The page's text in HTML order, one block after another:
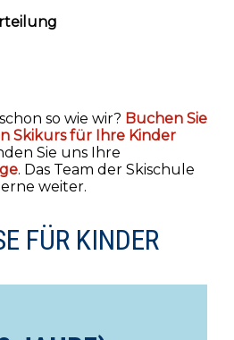
so wie wir? Buchen Sie
Skikurs für Ihre Kinder
Sie uns Ihre
. Das Team der Skischule
weiter.
FÜR KINDER